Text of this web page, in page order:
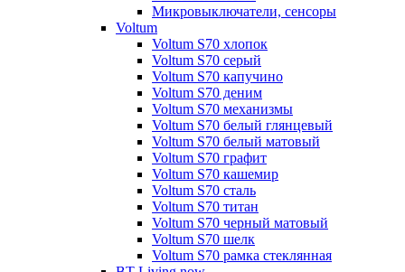
Микровыключатели, сенсоры
Voltum
Voltum S70 хлопок
Voltum S70 серый
Voltum S70 капучино
Voltum S70 деним
Voltum S70 механизмы
Voltum S70 белый глянцевый
Voltum S70 белый матовый
Voltum S70 графит
Voltum S70 кашемир
Voltum S70 сталь
Voltum S70 титан
Voltum S70 черный матовый
Voltum S70 шелк
Voltum S70 рамка стеклянная